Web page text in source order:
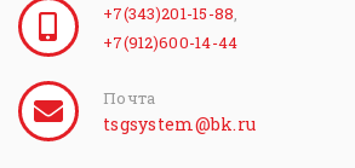
+7(343)201-15-88
+7(912)600-14-44
Почта
tsgsystem@bk.ru